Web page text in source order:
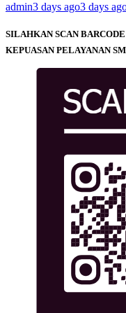
admin3 days ago3 days
SILAHKAN SCAN
KEPUASAN PELAYANAN